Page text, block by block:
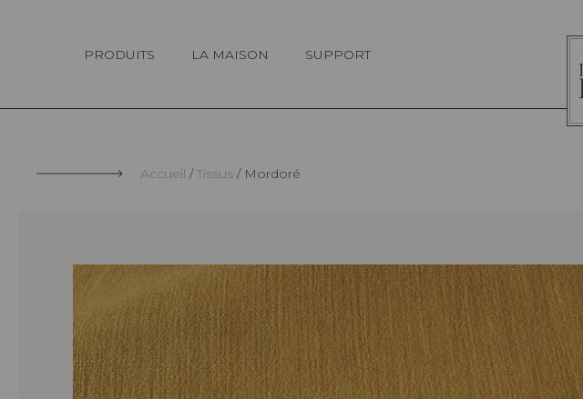
PRODUITS LA MAISON SUPPORT
Accueil Tissus Mordoré